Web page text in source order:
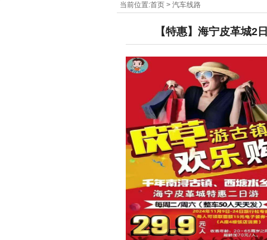
当前位置:首页 > 汽车线路
【特惠】海宁皮革城2